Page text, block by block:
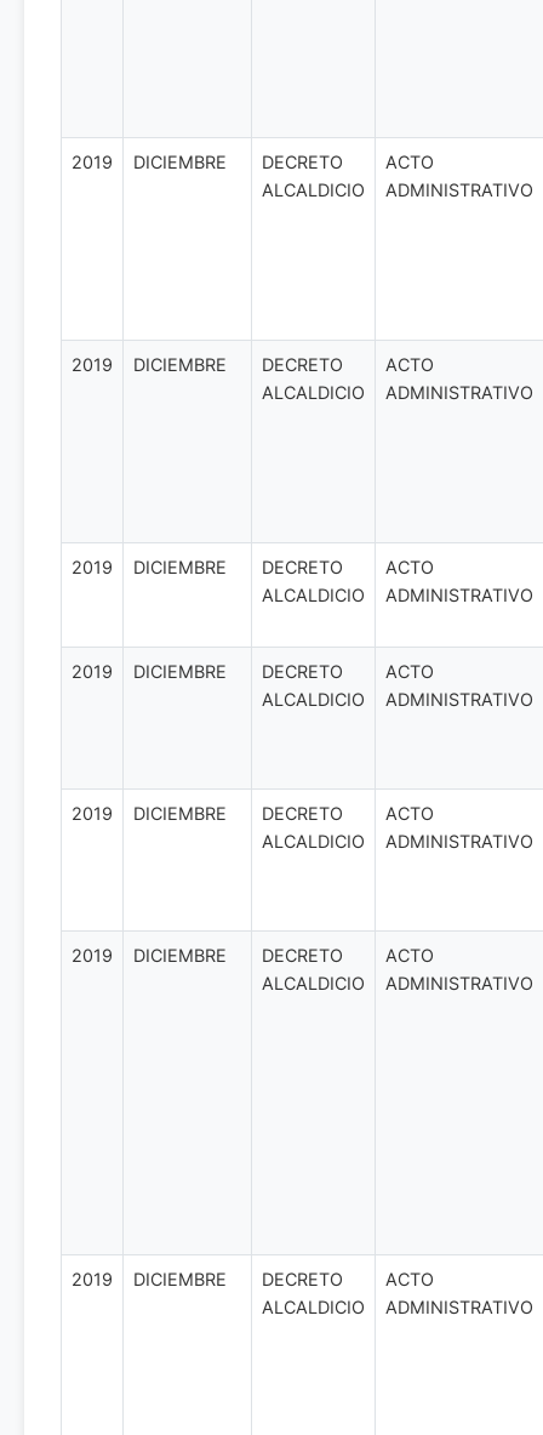
2019 DICIEMBRE
DECRETO
ALCALDICIO
ACTO
ADMINISTRATIVO
2019 DICIEMBRE
DECRETO
ALCALDICIO
ACTO
ADMINISTRATIVO
2019 DICIEMBRE
DECRETO
ALCALDICIO
ACTO
ADMINISTRATIVO
2019 DICIEMBRE
DECRETO
ALCALDICIO
ACTO
ADMINISTRATIVO
2019 DICIEMBRE
DECRETO
ALCALDICIO
ACTO
ADMINISTRATIVO
2019 DICIEMBRE
DECRETO
ALCALDICIO
ACTO
ADMINISTRATIVO
2019 DICIEMBRE
DECRETO
ALCALDICIO
ACTO
ADMINISTRATIVO